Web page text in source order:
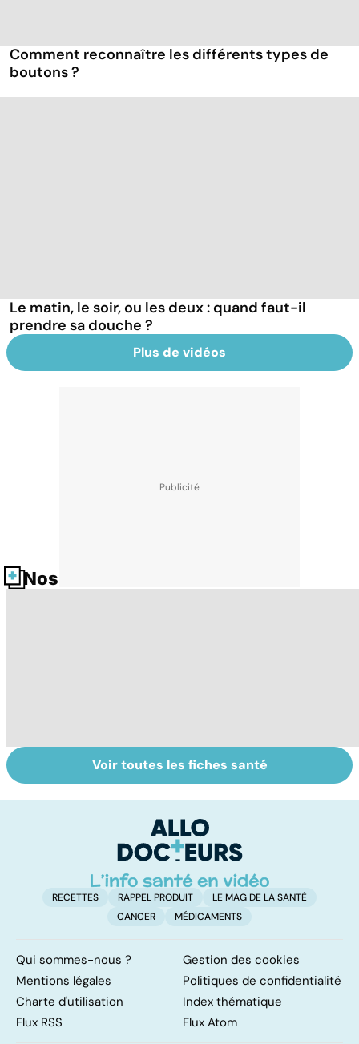
Comment reconnaître les différents types de
boutons ?
Le matin, le soir, ou les deux : quand faut-il
prendre sa douche ?
Plus de vidéos
Nos fiches santé
Tout savoir sur le
vitiligo
Prurit,
démangeaisons :
peau qui gratte !
Voir toutes les fiches santé
RECETTES RAPPEL PRODUIT
LE MAG DE LA SANTÉ
CANCER
MÉDICAMENTS
Qui sommes-nous ?
Gestion des cookies
Mentions légales
Politiques de confidentialité
Charte d'utilisation
Index thématique
Flux RSS
Flux Atom